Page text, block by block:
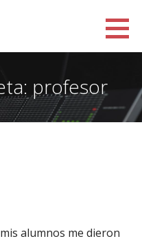
profesor
alumnos me dieron